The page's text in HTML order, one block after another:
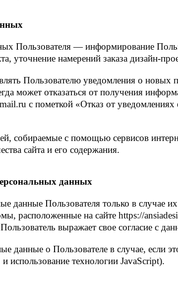
Пользователя — информирование
уточнение намерений заказа дизайн-
Пользователю уведомления о новых
может отказаться от получения
с пометкой «Отказ от
собираемые с помощью сервисов
сайта и его содержания.
данных
данные Пользователя только в случае
расположенные на сайте https://
выражает свое согласие с
данные о Пользователе в случае, если
использование технологии JavaScript).